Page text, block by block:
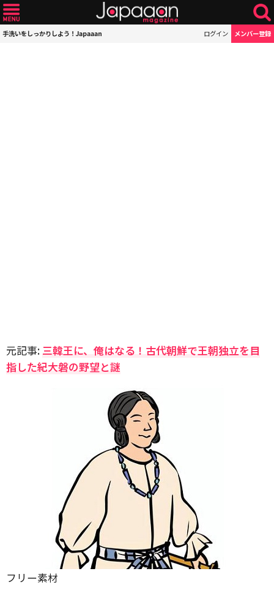
手洗いをしっかりしよう！Japaaan ログイン メンバー登録
元記事: 三韓王に、俺はなる！古代朝鮮で王朝独立を目
指した紀大磐の野望と謎
フリー素材